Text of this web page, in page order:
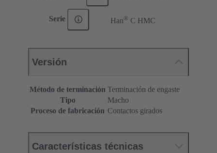
Serie Han® C HMC
Versión
Método de terminación Terminación de engaste
Tipo
Macho
Proceso de fabricación Contactos girados
Características técnicas